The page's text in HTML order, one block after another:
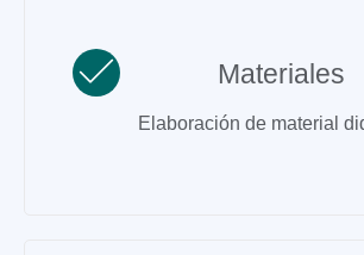
Materiales
Elaboración de material